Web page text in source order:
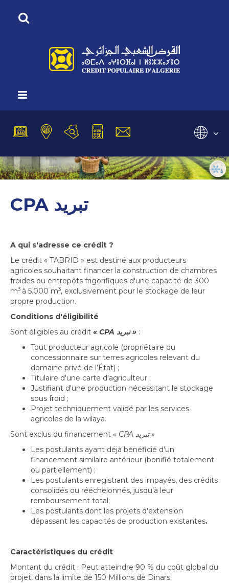
Vous êtes ici :
CPA تبريد
A qui s'adresse ce crédit ?
Le crédit « TABRID » est destiné aux producteurs
agricoles souhaitant financer la construction de chambres
froides ou entrepôts frigorifiques d'une capacité de 300
m3 à 5.000 m3, exclusivement pour le stockage de leur
propre production.
Conditions d'éligibilité
Sont éligibles au crédit « CPA تبريد» :
Tout producteur agricole (propriétaire ou
concessionnaire sur terres agricoles relevant du
domaine privé de l’État) ;
Titulaire d'une carte d'agriculteur ;
Justifiant d'une production nécessitant le stockage
sous froid ;
Projet techniquement validé par les services
agricoles de la wilaya.
Sont exclus du financement « CPA تبريد»
Les postulants ayant déjà bénéficié d'un
financement similaire antérieur (bonifié totalement
ou partiellement) ;
Les postulants enregistrant des impayés, des crédits
consolidés ou rééchelonnés, jusqu’à leur
remboursement total;
Les postulants dont les projets d'extension
dépassant les capacités de production existantes.
Caractéristiques du crédit
Montant du crédit : Peut atteindre 90 % du coût global du
projet, dans la limite de 150 Millions de Dinars.